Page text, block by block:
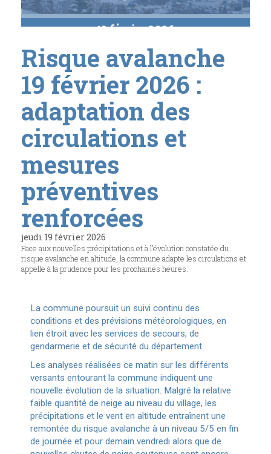
Risque avalanche
19 février 2026 :
adaptation des
circulations et
mesures
préventives
renforcées
jeudi 19 février 2026
Face aux nouvelles précipitations et à l’évolution constatée du
risque avalanche en altitude, la commune adapte les circulations et
appelle à la prudence pour les prochaines heures.
La commune poursuit un suivi continu des
conditions et des prévisions météorologiques, en
lien étroit avec les services de secours, de
gendarmerie et de sécurité du département.
Les analyses réalisées ce matin sur les différents
versants entourant la commune indiquent une
nouvelle évolution de la situation. Malgré la relative
faible quantité de neige au niveau du village, les
précipitations et le vent en altitude entraînent une
remontée du risque avalanche à un niveau 5/5 en fin
de journée et pour demain vendredi alors que de